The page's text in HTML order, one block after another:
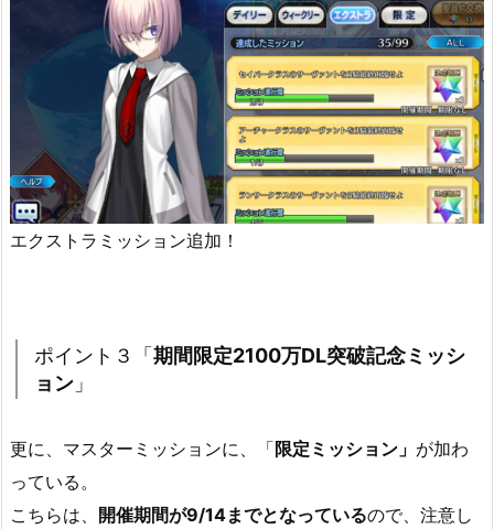
エクストラミッション追加！
ポイント３「 期間限定2100万DL突破記念ミッシ
ョン 」
更に、マスターミッションに、「限定ミッション」 が加わ
っている。
こちらは、 開催期間が9/14までとなっているので、注意し